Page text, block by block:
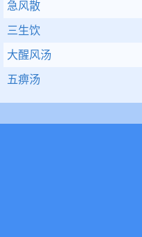
急风散
三生饮
大醒风汤
五痹汤